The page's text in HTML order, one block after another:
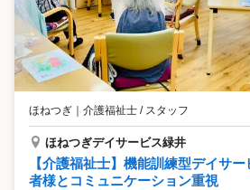
ほねつぎ 介護福祉士 / スタッフ
ほねつぎデイサービス緑井
【介護福祉士】機能訓練型デイサ
者様とコミュニケーション重視